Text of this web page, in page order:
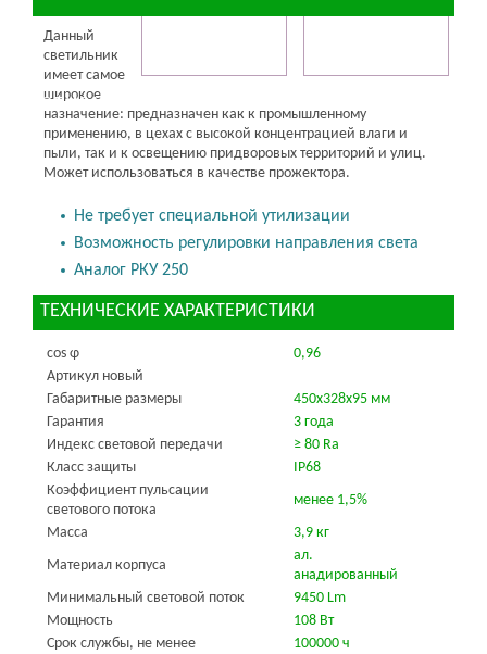
ОПИСАНИЕ
Данный
светильник
имеет самое
широкое
назначение: предназначен как к промышленному
применению, в цехах с высокой концентрацией влаги и
пыли, так и к освещению придворовых территорий и улиц.
Может использоваться в качестве прожектора.
Не требует специальной утилизации
Возможность регулировки направления света
Аналог РКУ 250
ТЕХНИЧЕСКИЕ ХАРАКТЕРИСТИКИ
cos φ
0,96
Артикул новый
Габаритные размеры
450х328х95 мм
Гарантия
3 года
Индекс световой передачи
≥ 80 Ra
Класс защиты
IP68
Коэффициент пульсации
светового потока
менее 1,5%
Масса
3,9 кг
Материал корпуса
ал.
анадированный
Минимальный световой поток
9450 Lm
Мощность
108 Вт
Срок службы, не менее
100000 ч